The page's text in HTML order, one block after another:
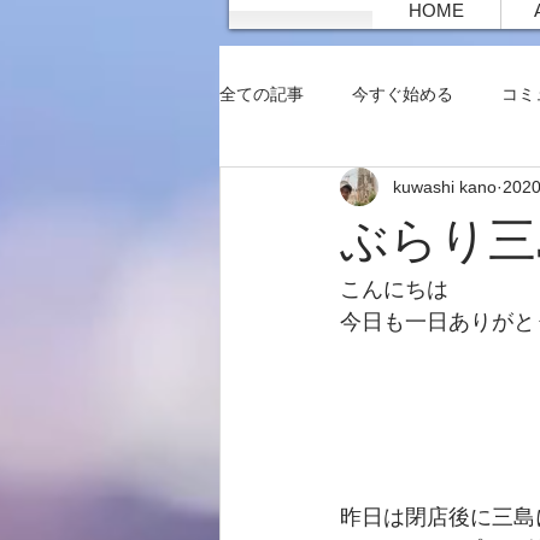
HOME
全ての記事 今すぐ始める コ
ぶらり
kuwashi kano
こんにちは
今日も一日ありが
昨日は閉店後に三